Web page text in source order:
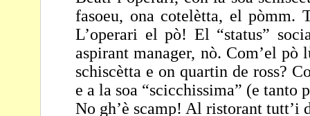
fasoeu, ona cotelètta, el pòmm.
L’operari el pò! El “status”
aspirant manager, nò. Com’el
schiscètta e on quartin de ross?
e a la soa “scicchissima” (e tanto
No gh’è scamp! Al ristorant tutt’i